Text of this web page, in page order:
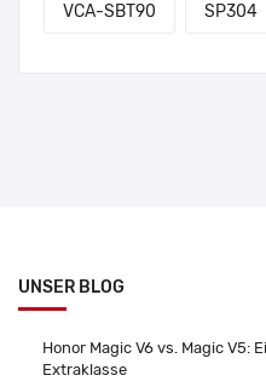
VCA-SBT90 SP304
UNSER BLOG
Honor Magic V6 vs. Magic V5:
Extraklasse